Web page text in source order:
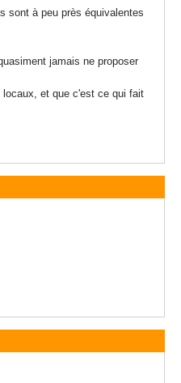
sont à peu près équivalentes
jamais ne proposer
et que c'est ce qui fait